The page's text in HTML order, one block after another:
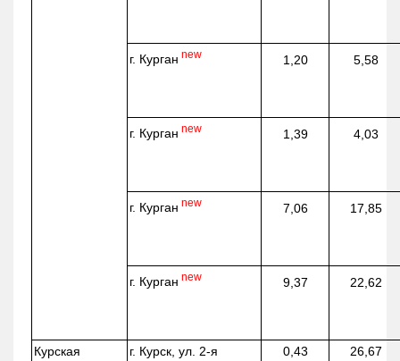
г. Курган new 1,20 5,58
г. Курган new 1,39 4,03
г. Курган new 7,06 17,85
г. Курган new 9,37 22,62
Курская
г. Курск, ул. 2-я
0,43 26,67